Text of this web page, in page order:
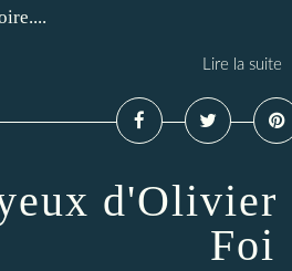
Lire la suite
d'Olivier
Foi